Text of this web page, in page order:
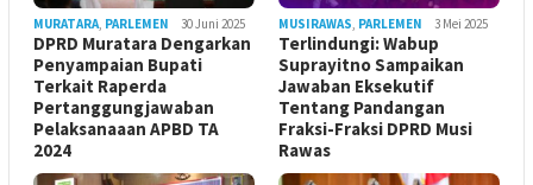
MURATARA PARLEMEN 30 Juni 2025
DPRD Muratara Dengarkan
Penyampaian Bupati
Terkait Raperda
Pertanggungjawaban
Pelaksanaaan APBD TA
2024
MUSIRAWAS PARLEMEN 3 Mei 2025
Terlindungi: Wabup
Suprayitno Sampaikan
Jawaban Eksekutif
Tentang Pandangan
Fraksi-Fraksi DPRD Musi
Rawas